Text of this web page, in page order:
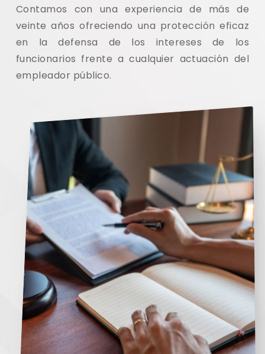
Contamos con una experiencia de más de
veinte años ofreciendo una protección eficaz
en la defensa de los intereses de los
funcionarios frente a cualquier actuación del
empleador público.